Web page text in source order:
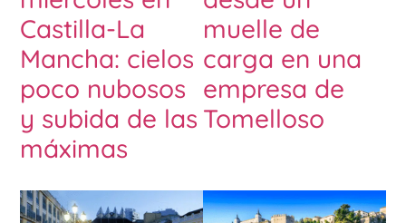
Castilla-La
Mancha: cielos
poco nubosos
y subida de las
máximas
muelle de
carga en una
empresa de
Tomelloso